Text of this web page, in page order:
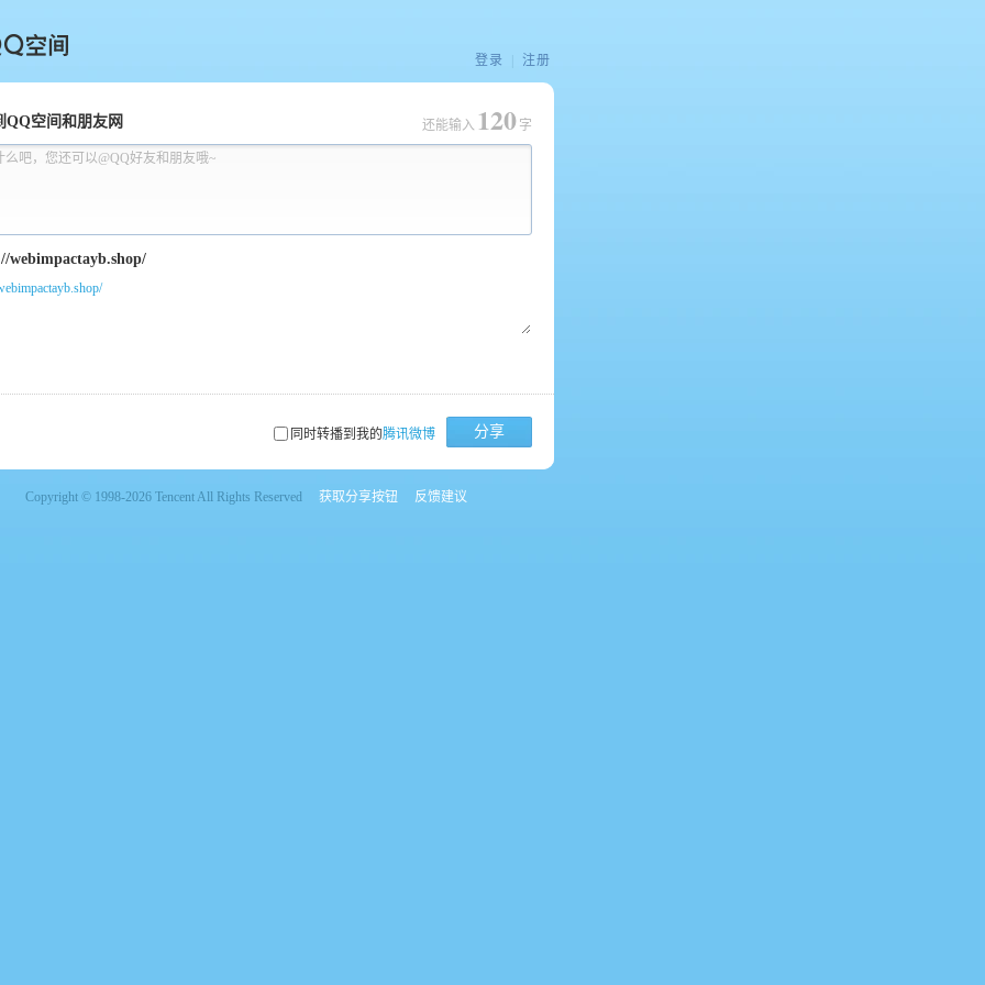
间
登录 注册
QQ空间和朋友网
么吧，您还可以@QQ好友和朋友哦~
还能输入 120 字
同时转播到我的腾讯微博 分享
Copyright © 1998-2026 Tencent All Rights Reserved 获取分享按钮 反馈建议